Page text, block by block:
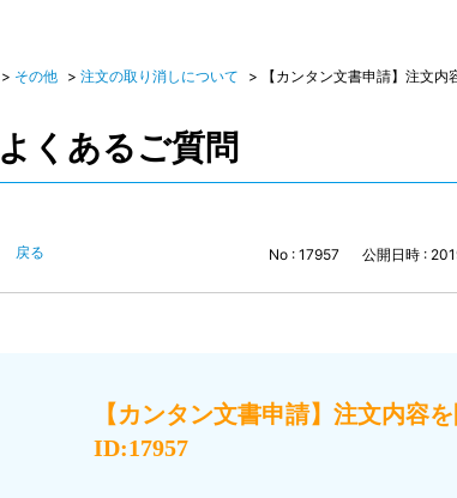
> その他 > 注文の取り消しについて > 【カンタン文書申請】注文
よくあるご質問
戻る No : 17957 公開日時 :
【カンタン文書申請】注文内容
ID:17957